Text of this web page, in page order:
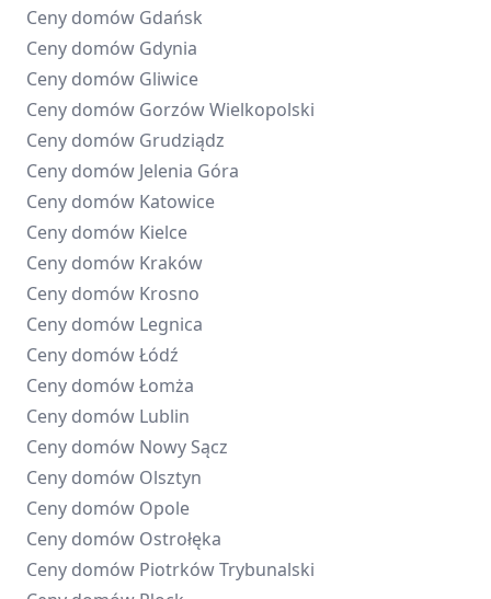
Ceny domów Gdańsk
Ceny domów Gdynia
Ceny domów Gliwice
Ceny domów Gorzów Wielkopolski
Ceny domów Grudziądz
Ceny domów Jelenia Góra
Ceny domów Katowice
Ceny domów Kielce
Ceny domów Kraków
Ceny domów Krosno
Ceny domów Legnica
Ceny domówŁódź
Ceny domówŁomża
Ceny domów Lublin
Ceny domów Nowy Sącz
Ceny domów Olsztyn
Ceny domów Opole
Ceny domów Ostrołęka
Ceny domów Piotrków Trybunalski